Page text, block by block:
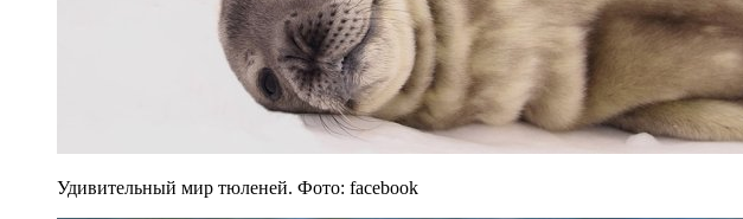
Удивительный мир тюленей. Фото: facebook